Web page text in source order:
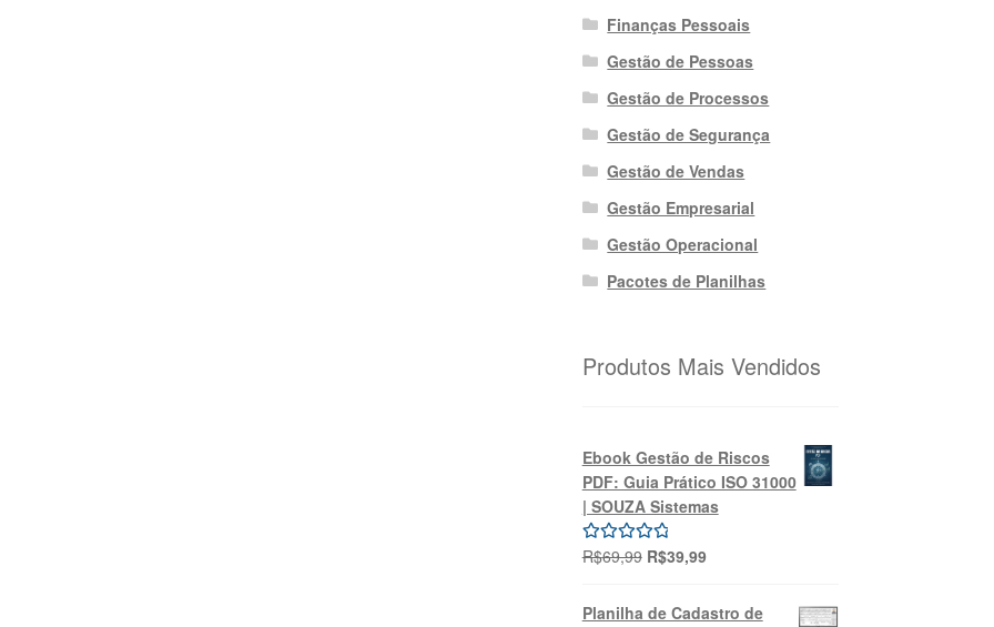
Finanças Pessoais
Gestão de Pessoas
Gestão de Processos
Gestão de Segurança
Gestão de Vendas
Gestão Empresarial
Gestão Operacional
Pacotes de Planilhas
Produtos Mais Vendidos
Ebook Gestão de Riscos
PDF: Guia Prático ISO 31000
| SOUZA Sistemas
Avaliação
R$69,99 O
original
R$39,99O
Planilha de Cadastro de